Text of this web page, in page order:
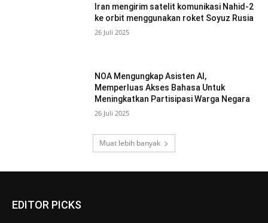
Iran mengirim satelit komunikasi Nahid-2
ke orbit menggunakan roket Soyuz Rusia
26 Juli 2025
NOA Mengungkap Asisten AI,
Memperluas Akses Bahasa Untuk
Meningkatkan Partisipasi Warga Negara
26 Juli 2025
Muat lebih banyak
EDITOR PICKS